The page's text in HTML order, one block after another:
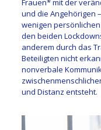
Frauen* mit der
und die Angehörigen
wenigen
den beiden
anderem durch das
Beteiligten nicht
nonverbale
und Distanz entsteht.